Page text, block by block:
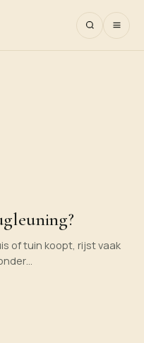
of tuin koopt, rijst vaak